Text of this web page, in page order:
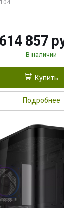
614 857
В наличии
Купить
Подробнее